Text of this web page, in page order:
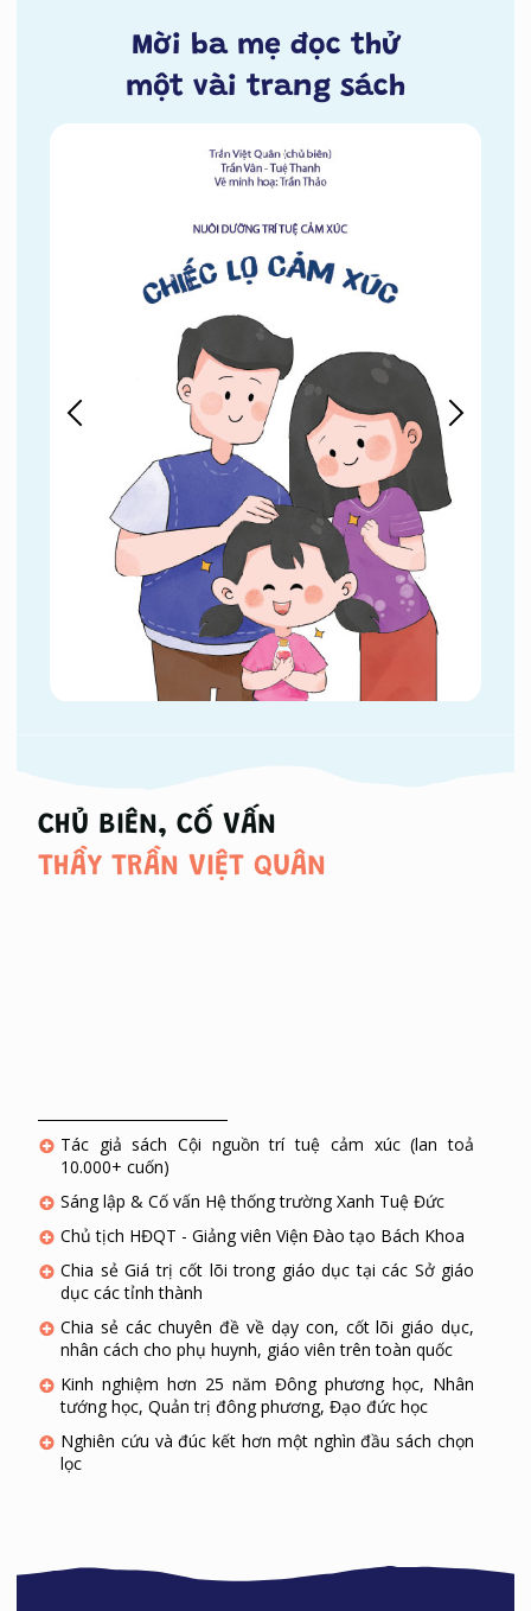
Mời ba mẹ đọc thử
một vài trang sách
CHỦ BIÊN, CỐ VẤN
THẦY TRẦN VIỆT QUÂN
Tác giả sách Cội nguồn trí tuệ cảm xúc (lan toả
10.000+ cuốn)
Sáng lập & Cố vấn Hệ thống trường Xanh Tuệ Đức
Chủ tịch HĐQT - Giảng viên Viện Đào tạo Bách Khoa
Chia sẻ Giá trị cốt lõi trong giáo dục tại các Sở giáo
dục các tỉnh thành
Chia sẻ các chuyên đề về dạy con, cốt lõi giáo dục,
nhân cách cho phụ huynh, giáo viên trên toàn quốc
Kinh nghiệm hơn 25 năm Đông phương học, Nhân
tướng học, Quản trị đông phương, Đạo đức học
Nghiên cứu và đúc kết hơn một nghìn đầu sách chọn
lọc